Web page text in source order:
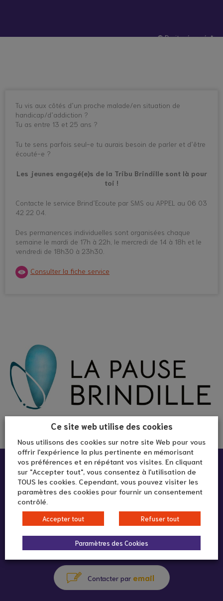
© Droits réservés*
Tu vis aux côtés d’un proche malade/en situation de
handicap/d’addiction ?
Tu as entre 13 et 25 ans ?
Tu te sens parfois seul-e tu aurais besoin de parler et d’être
écouté-e ?
Les jeunes engagé(e)s de la Tribu Brindille sont là pour
toi !
Contacte le service Brind’Ecoute par SMS ou APPEL au 06 03
42 22 04.
Des permanences individuelles sont organisées chaque
semaine le mardi de 17h à 22h, le mercredi de 14 à 18h et le
vendredi de 18h30 à 23h30.
Consulter la fiche service
Infos pratiques :
En ligne
appeler au06 03 42 22 04
Contacter par email
Ce site web utilise des cookies
Nous utilisons des cookies sur notre site Web pour vous
offrir l'expérience la plus pertinente en mémorisant
vos préférences et en répétant vos visites. En cliquant
sur "Accepter tout", vous consentez à l'utilisation de
TOUS les cookies. Cependant, vous pouvez visiter les
paramètres des cookies pour fournir un consentement
contrôlé.
Accepter tout Refuser tout
Paramètres des Cookies